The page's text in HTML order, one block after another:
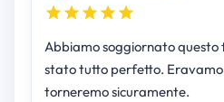
Abbiamo soggiornato questo
stato tutto perfetto.
torneremo sicuramente.